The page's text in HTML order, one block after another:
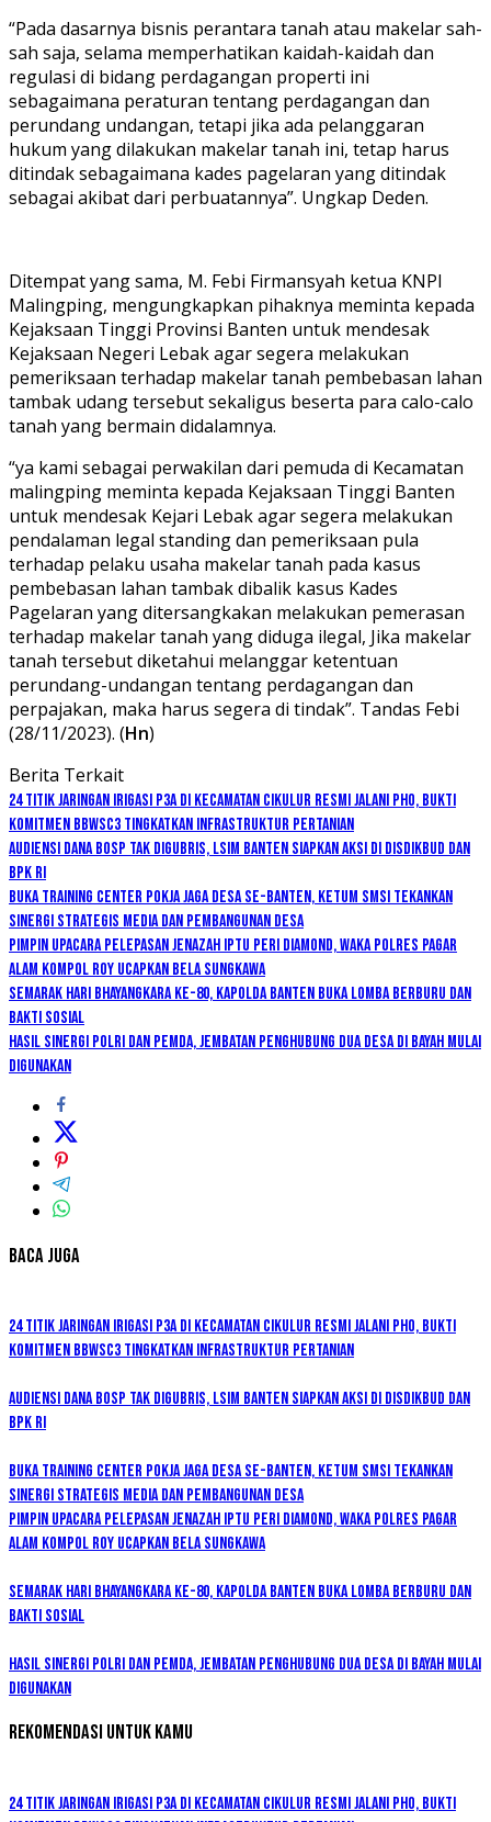
“Pada dasarnya bisnis perantara tanah atau makelar sah-
sah saja, selama memperhatikan kaidah-kaidah dan
regulasi di bidang perdagangan properti ini
sebagaimana peraturan tentang perdagangan dan
perundang undangan, tetapi jika ada pelanggaran
hukum yang dilakukan makelar tanah ini, tetap harus
ditindak sebagaimana kades pagelaran yang ditindak
sebagai akibat dari perbuatannya”. Ungkap Deden.
Ditempat yang sama, M. Febi Firmansyah ketua KNPI
Malingping, mengungkapkan pihaknya meminta kepada
Kejaksaan Tinggi Provinsi Banten untuk mendesak
Kejaksaan Negeri Lebak agar segera melakukan
pemeriksaan terhadap makelar tanah pembebasan lahan
tambak udang tersebut sekaligus beserta para calo-calo
tanah yang bermain didalamnya.
“ya kami sebagai perwakilan dari pemuda di Kecamatan
malingping meminta kepada Kejaksaan Tinggi Banten
untuk mendesak Kejari Lebak agar segera melakukan
pendalaman legal standing dan pemeriksaan pula
terhadap pelaku usaha makelar tanah pada kasus
pembebasan lahan tambak dibalik kasus Kades
Pagelaran yang ditersangkakan melakukan pemerasan
terhadap makelar tanah yang diduga ilegal, Jika makelar
tanah tersebut diketahui melanggar ketentuan
perundang-undangan tentang perdagangan dan
perpajakan, maka harus segera di tindak”. Tandas Febi
(28/11/2023). (Hn)
Berita Terkait
24 Titik Jaringan Irigasi P3A di Kecamatan Cikulur Resmi Jalani PHO, Bukti
Komitmen BBWSC3 Tingkatkan Infrastruktur Pertanian
Audiensi Dana BOSP Tak Digubris, LSIM Banten Siapkan Aksi di Disdikbud dan
BPK RI
Buka Training Center Pokja Jaga Desa se-Banten, Ketum SMSI Tekankan
Sinergi Strategis Media dan Pembangunan Desa
Pimpin Upacara Pelepasan Jenazah Iptu Peri Diamond, Waka Polres Pagar
Alam Kompol Roy Ucapkan Bela Sungkawa
Semarak Hari Bhayangkara ke-80, Kapolda Banten Buka Lomba Berburu dan
Bakti Sosial
Hasil Sinergi Polri dan Pemda, Jembatan Penghubung Dua Desa di Bayah Mulai
Digunakan
Baca Juga
24 Titik Jaringan Irigasi P3A di Kecamatan Cikulur Resmi Jalani PHO, Bukti
Komitmen BBWSC3 Tingkatkan Infrastruktur Pertanian
Audiensi Dana BOSP Tak Digubris, LSIM Banten Siapkan Aksi di Disdikbud dan
BPK RI
Buka Training Center Pokja Jaga Desa se-Banten, Ketum SMSI Tekankan
Sinergi Strategis Media dan Pembangunan Desa
Pimpin Upacara Pelepasan Jenazah Iptu Peri Diamond, Waka Polres Pagar
Alam Kompol Roy Ucapkan Bela Sungkawa
Semarak Hari Bhayangkara ke-80, Kapolda Banten Buka Lomba Berburu dan
Bakti Sosial
Hasil Sinergi Polri dan Pemda, Jembatan Penghubung Dua Desa di Bayah Mulai
Digunakan
Rekomendasi untuk kamu
24 Titik Jaringan Irigasi P3A di Kecamatan Cikulur Resmi Jalani PHO, Bukti